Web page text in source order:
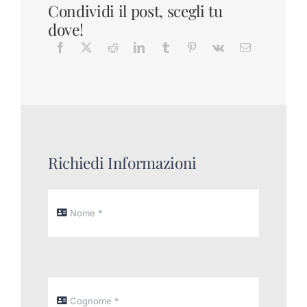
Condividi il post, scegli tu
dove!
Richiedi Informazioni